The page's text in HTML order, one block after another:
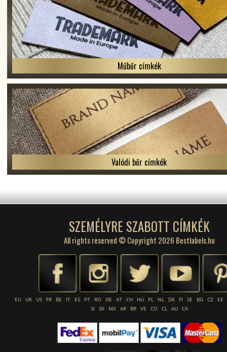
Műbőr címkék
Valódi bőr címkék
SZEMÉLYRE SZABOTT CÍMKÉK
All rights reserved © Copyright 2026 Bestlabels.hu
EU UK US FR BE IT ES PT RO DE AT CH HU PL NL DK FI SE BG CZ
EE
SI
SK MX AR BR VE CO CL AU CA